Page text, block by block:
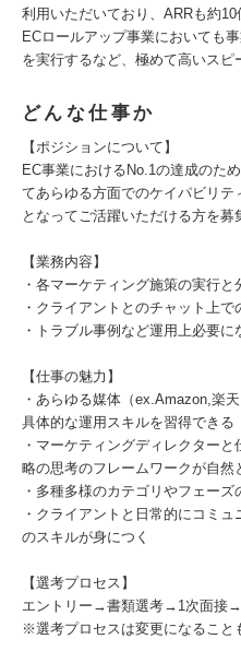
利用いただいており、ARRも約10
ECロールアップ事業においても
を実行するなど、極めて高いスピ
どんな仕事か
【ポジションについて】
EC事業におけるNo.1の達成のた
てあらゆる方面でのケイパビリテ
となってご活躍いただける方を募
【業務内容】
・各マーケティング施策の実行と
・クライアントとのチャット上
・トラブル事例など運用上必要
【仕事の魅力】
・あらゆる媒体（ex.Amazon,楽
具体的な運用スキルを習得できる
・マーケティングディレクター
略の思考のフレームワークが自然
・多種多様のカテゴリやフェー
・クライアントと日常的にコミ
のスキルが身につく
【選考プロセス】
エントリー→書類選考→1次面接
※選考プロセスは変更になること